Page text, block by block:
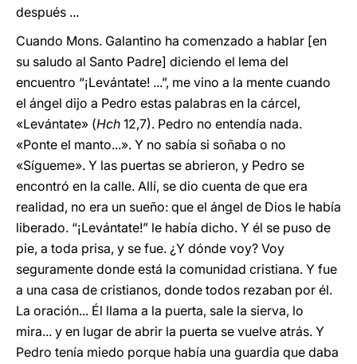
después ...
Cuando Mons. Galantino ha comenzado a hablar [en
su saludo al Santo Padre] diciendo el lema del
encuentro “¡Levántate! ...”, me vino a la mente cuando
el ángel dijo a Pedro estas palabras en la cárcel,
«Levántate» (Hch 12,7). Pedro no entendía nada.
«Ponte el manto...». Y no sabía si soñaba o no
«Sígueme». Y las puertas se abrieron, y Pedro se
encontró en la calle. Allí, se dio cuenta de que era
realidad, no era un sueño: que el ángel de Dios le había
liberado. “¡Levántate!” le había dicho. Y él se puso de
pie, a toda prisa, y se fue. ¿Y dónde voy? Voy
seguramente donde está la comunidad cristiana. Y fue
a una casa de cristianos, donde todos rezaban por él.
La oración... Él llama a la puerta, sale la sierva, lo
mira... y en lugar de abrir la puerta se vuelve atrás. Y
Pedro tenía miedo porque había una guardia que daba